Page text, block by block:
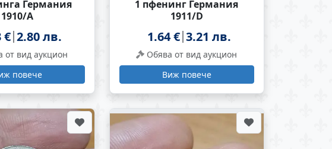
Германия
1910/А
€ 2.80 лв.
от вид аукцион
повече
1 пфенинг Германия
1911/D
1.64 € 3.21 лв.
Обява от вид аукцион
Виж повече